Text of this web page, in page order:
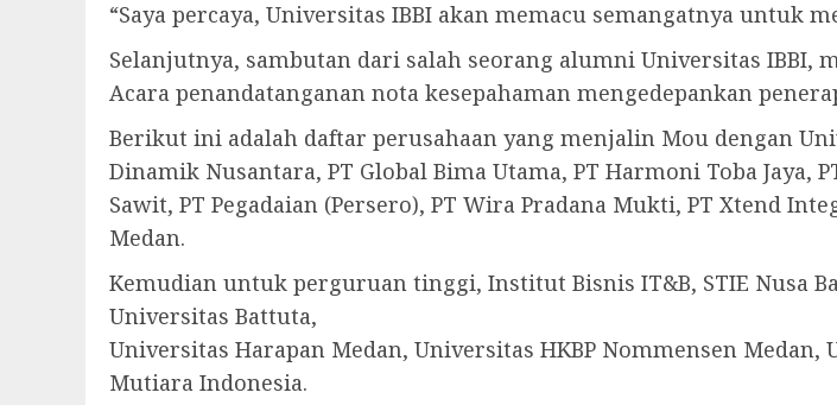
“Saya percaya, Universitas IBBI akan memacu semangatnya untuk
Selanjutnya, sambutan dari salah seorang alumni Universitas
Acara penandatanganan nota kesepahaman mengedepankan
Berikut ini adalah daftar perusahaan yang menjalin Mou dengan
Dinamik Nusantara, PT Global Bima Utama, PT Harmoni Toba Jaya,
Sawit, PT Pegadaian (Persero), PT Wira Pradana Mukti, PT Xtend
Medan.
Kemudian untuk perguruan tinggi, Institut Bisnis IT&B, STIE Nusa
Universitas Battuta,
Universitas Harapan Medan, Universitas HKBP Nommensen
Mutiara Indonesia.